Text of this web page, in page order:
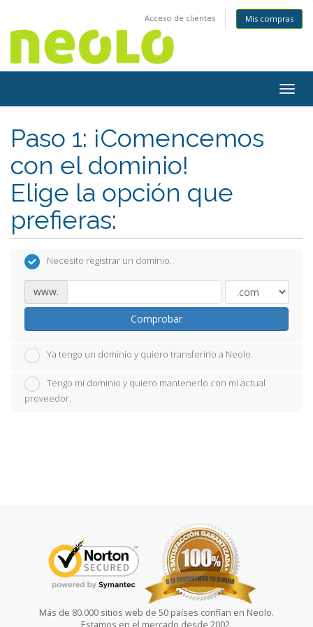
Acceso de clientes Mis compras
Paso 1: ¡Comencemos
con el dominio!
Elige la opción que
prefieras:
Necesito registrar un dominio.
www.
Comprobar
Ya tengo un dominio y quiero transferirlo a Neolo.
Tengo mi dominio y quiero mantenerlo con mi actual
proveedor.
Más de 80.000 sitios web de 50 países confían en Neolo.
Estamos en el mercado desde 2002.